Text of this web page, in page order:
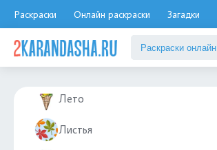
Раскраски Онлайн раскраски Загадки
Лес
Лето
Листья